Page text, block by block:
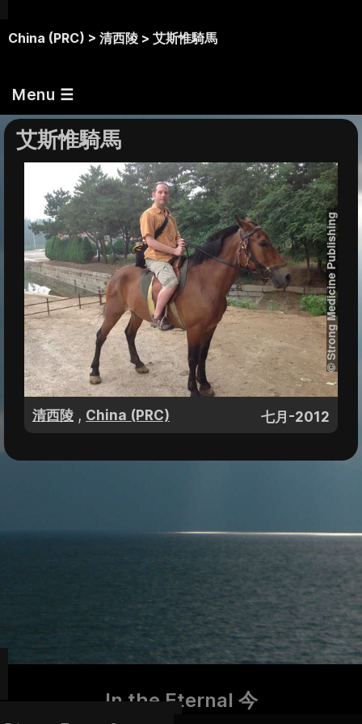
China (PRC) > 清西陵 > 艾斯惟騎馬
Menu ☰
艾斯惟騎馬
清西陵 , China (PRC) 七月-2012
In the Eternal 今